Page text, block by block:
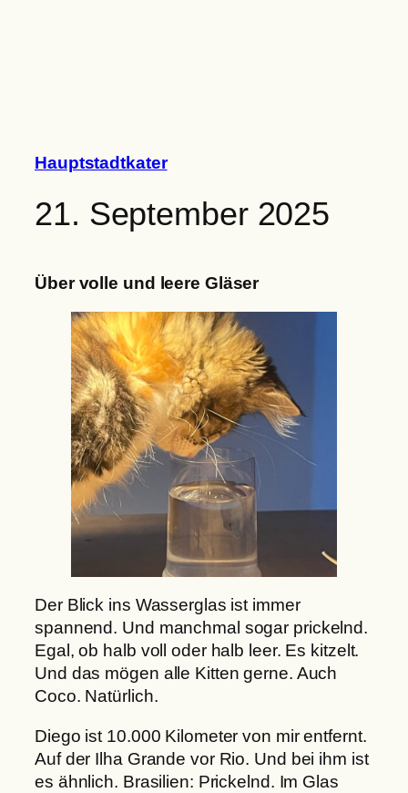
Hauptstadtkater
21. September 2025
Über volle und leere Gläser
Der Blick ins Wasserglas ist immer
spannend. Und manchmal sogar prickelnd.
Egal, ob halb voll oder halb leer. Es kitzelt.
Und das mögen alle Kitten gerne. Auch
Coco. Natürlich.
Diego ist 10.000 Kilometer von mir entfernt.
Auf der Ilha Grande vor Rio. Und bei ihm ist
es ähnlich. Brasilien: Prickelnd. Im Glas